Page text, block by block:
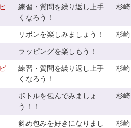
練習・質問を繰り返し上手
くなろう！
杉崎
リボンを楽しみましょう！ 杉崎
ラッピングを楽しもう！
練習・質問を繰り返し上手
くなろう！
杉崎
ボトルを包んでみましょ
う！！
杉崎
斜め包みを好きになりまし
杉崎